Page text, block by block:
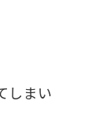
しまい